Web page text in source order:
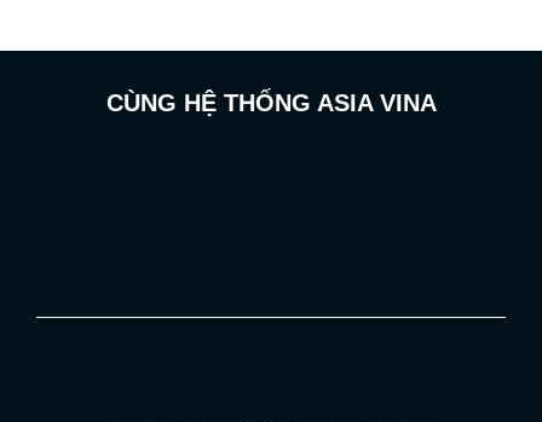
CÙNG HỆ THỐNG ASIA VINA